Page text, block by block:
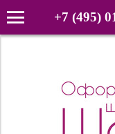
+7 (495)